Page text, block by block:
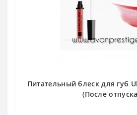
Питательный блеск для губ
(После